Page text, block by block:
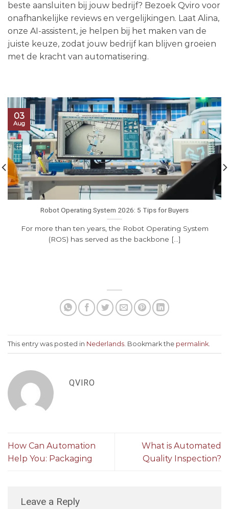
beste aansluiten bij jouw bedrijf? Bezoek Qviro voor
onafhankelijke reviews en vergelijkingen. Laat Alina,
onze AI-assistent, je helpen bij het maken van de
juiste keuze, zodat jouw bedrijf kan blijven groeien
met de kracht van automatisering.
Robot Operating System 2026: 5 Tips for Buyers
For more than ten years, the Robot Operating System
(ROS) has served as the backbone [...]
03
Aug
This entry was posted in Nederlands . Bookmark the permalink
QVIRO
How Can Automation
Help You: Packaging
What is Automated
Quality Inspection?
Leave a Reply